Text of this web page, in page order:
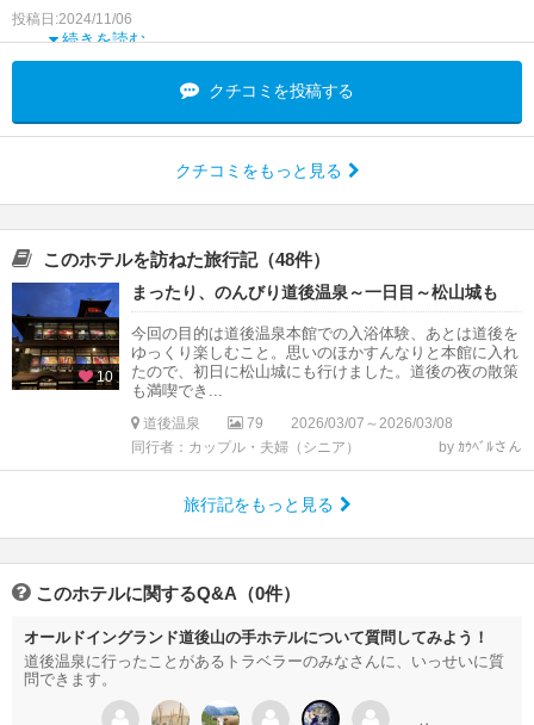
ベルマンの方の優しい口調に癒され、エレベーター
に
続きを読む
投稿日:2024/11/06
クチコミを投稿する
クチコミをもっと見る
このホテルを訪ねた旅行記（48件）
10
まったり、のんびり道後温泉～一日目～松山城も
今回の目的は道後温泉本館での入浴体験、あとは道後を
ゆっくり楽しむこと。思いのほかすんなりと本館に入れ
たので、初日に松山城にも行けました。道後の夜の散策
も満喫でき...
道後温泉 79
2026/03/07～2026/03/08
同行者：カップル・夫婦（シニア）
by ｶｳﾍﾞﾙさん
旅行記をもっと見る
このホテルに関するQ&A（0件）
オールドイングランド道後山の手ホテルについて質問してみよう！
道後温泉に行ったことがあるトラベラーのみなさんに、いっせいに質
問できます。